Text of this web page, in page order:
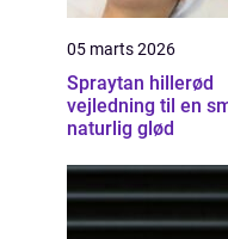
05 marts 2026
Spraytan hillerød
vejledning til en
naturlig glød